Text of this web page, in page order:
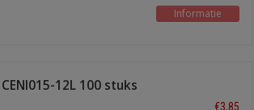
Informatie
CENI015-12L 100 stuks
€3,85